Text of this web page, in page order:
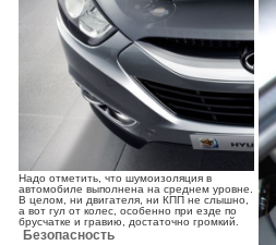
Надо отметить, что шумоизоляция в
автомобиле выполнена на среднем уровне.
В целом, ни двигателя, ни КПП не слышно,
а вот гул от колес, особенно при езде по
брусчатке и гравию, достаточно громкий.
Безопасность